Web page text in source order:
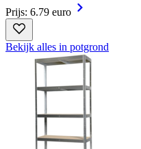
Prijs: 6.79 euro
Bekijk alles in potgrond